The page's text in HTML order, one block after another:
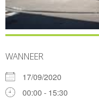
WANNEER
17/09/2020
00:00 - 15:30